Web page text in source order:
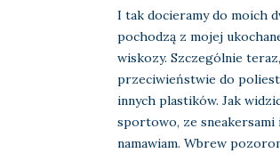
I tak docieramy do moich
pochodzą z mojej
wiskozy. Szczególnie
przeciwieństwie do
innych plastików. Jak
sportowo, ze
namawiam. Wbrew